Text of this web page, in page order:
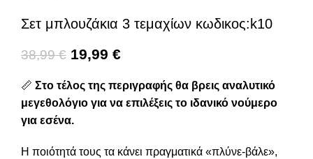
Σετ μπλουζάκια 3 τεμαχίων κωδικος:k10
38,99€ 19,99 €
📏 Στο τέλος της περιγραφής θα βρεις αναλυτικό
μεγεθολόγιο για να επιλέξεις το ιδανικό νούμερο
για εσένα.
Η ποιότητά τους τα κάνει πραγματικά «πλύνε-βάλε»,